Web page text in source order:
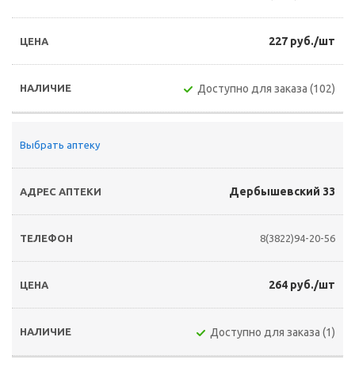
227 руб./шт
Доступно для заказа (102)
Выбрать аптеку
Дербышевский 33
8(3822)94-20-56
264 руб./шт
Доступно для заказа (1)